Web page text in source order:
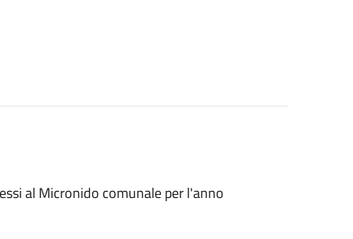
al Micronido comunale per l'anno